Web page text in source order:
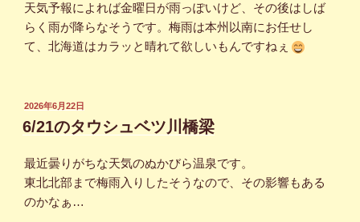
天気予報によれば金曜日が雨っぽいけど、その後はしば
らく雨が降らなそうです。梅雨は本州以南にお任せし
て、北海道はカラッと晴れて欲しいもんですねぇ
投
稿
日:
2026年6月22日
6/21のタウシュベツ川橋梁
最近曇りがちな天気のぬかびら温泉です。
東北北部まで梅雨入りしたそうなので、その影響もある
のかなぁ…